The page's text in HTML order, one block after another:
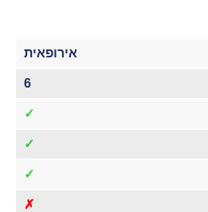
אירופאית
6
✓
✓
✓
✗